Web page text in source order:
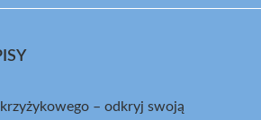
– odkryj swoją